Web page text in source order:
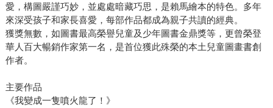
愛，構圖嚴謹巧妙，並處處暗藏巧思，是賴馬繪本的特色。多年
來深受孩子和家長喜愛，每部作品都成為親子共讀的經典。
獲獎無數，如圖書最高榮譽兒童及少年圖書金鼎獎等，更曾榮登
華人百大暢銷作家第一名，是首位獲此殊榮的本土兒童圖畫書創
作者。
主要作品
《我變成一隻噴火龍了！》